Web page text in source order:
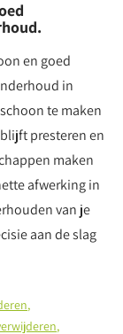
en goed
in
te maken
presteren en
maken
afwerking in
van je
aan de slag
,
,